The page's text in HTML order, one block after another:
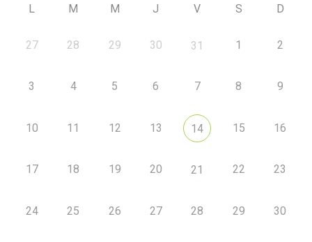
L M M J V S D
27 28 29 30 31 1 2
3 4 5 6 7 8 9
10 11 12 13 14 15 16
17 18 19 20 21 22 23
24 25 26 27 28 29 30